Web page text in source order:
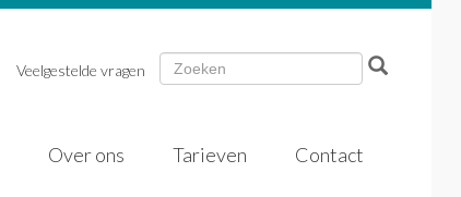
Veelgestelde vragen
Over ons Tarieven Contact